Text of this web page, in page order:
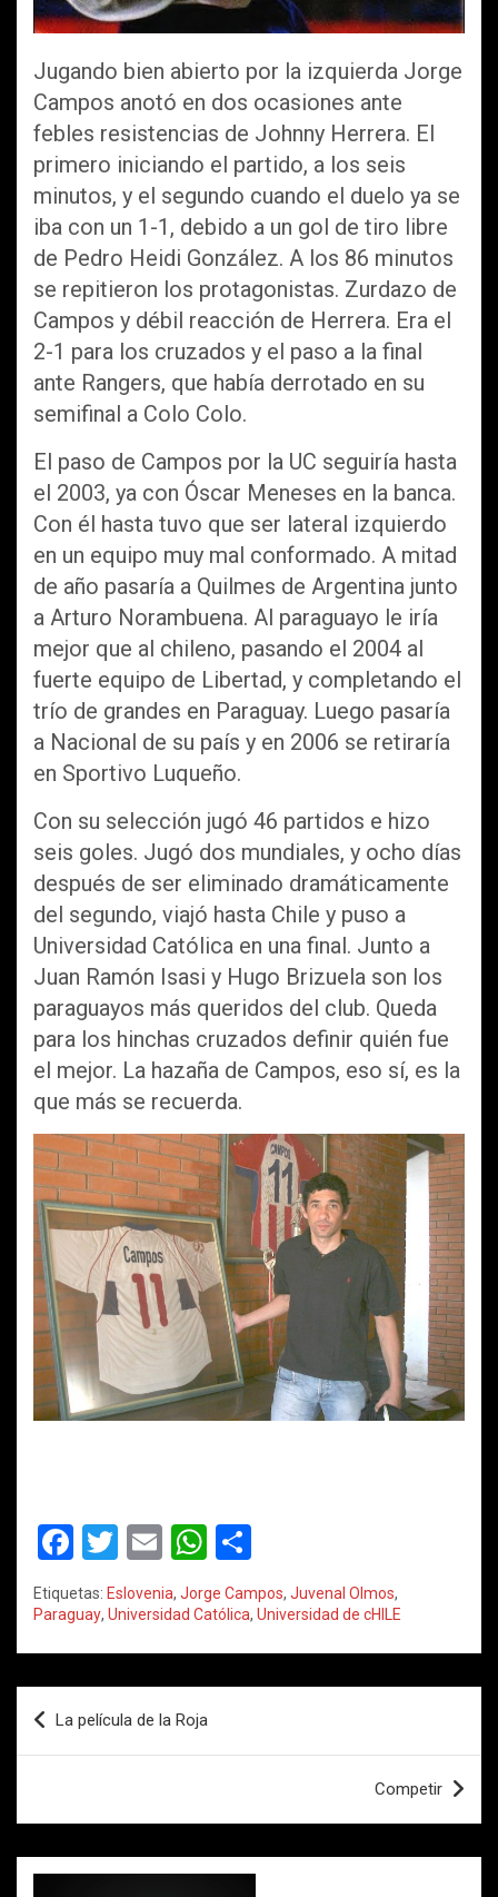
Jugando bien abierto por la izquierda Jorge
Campos anotó en dos ocasiones ante
febles resistencias de Johnny Herrera. El
primero iniciando el partido, a los seis
minutos, y el segundo cuando el duelo ya se
iba con un 1-1, debido a un gol de tiro libre
de Pedro Heidi González. A los 86 minutos
se repitieron los protagonistas. Zurdazo de
Campos y débil reacción de Herrera. Era el
2-1 para los cruzados y el paso a la final
ante Rangers, que había derrotado en su
semifinal a Colo Colo.
El paso de Campos por la UC seguiría hasta
el 2003, ya con Óscar Meneses en la banca.
Con él hasta tuvo que ser lateral izquierdo
en un equipo muy mal conformado. A mitad
de año pasaría a Quilmes de Argentina junto
a Arturo Norambuena. Al paraguayo le iría
mejor que al chileno, pasando el 2004 al
fuerte equipo de Libertad, y completando el
trío de grandes en Paraguay. Luego pasaría
a Nacional de su país y en 2006 se retiraría
en Sportivo Luqueño.
Con su selección jugó 46 partidos e hizo
seis goles. Jugó dos mundiales, y ocho días
después de ser eliminado dramáticamente
del segundo, viajó hasta Chile y puso a
Universidad Católica en una final. Junto a
Juan Ramón Isasi y Hugo Brizuela son los
paraguayos más queridos del club. Queda
para los hinchas cruzados definir quién fue
el mejor. La hazaña de Campos, eso sí, es la
que más se recuerda.
F
a
ce
b
o
o
k
T
wi
tt
er
E
m
ail
W
at
s
A
p
p
m
p
ar
Etiquetas: Eslovenia, Jorge Campos, Juvenal Olmos,
Paraguay, Universidad Católica, Universidad de cHILE
Navegación
de
La película de la Roja
Competir